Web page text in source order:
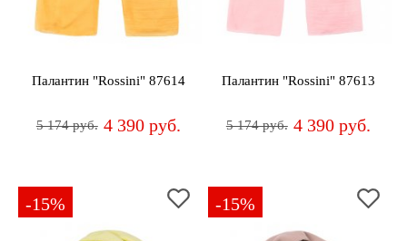
Палантин "Rossini" 87614
5 174 руб. 4 390 руб.
Палантин "Rossini" 87613
5 174 руб. 4 390 руб.
-15% -15%